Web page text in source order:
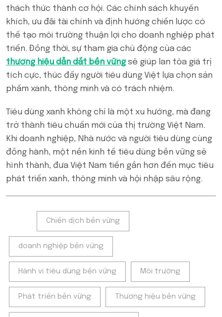
thách thức thành cơ hội. Các chính sách khuyến
khích, ưu đãi tài chính và định hướng chiến lược có
thể tạo môi trường thuận lợi cho doanh nghiệp phát
triển. Đồng thời, sự tham gia chủ động của các
thương hiệu dẫn dắt bền vững sẽ giúp lan tỏa giá trị
tích cực, thúc đẩy người tiêu dùng Việt lựa chọn sản
phẩm xanh, thông minh và có trách nhiệm.
Tiêu dùng xanh không chỉ là một xu hướng, mà đang
trở thành tiêu chuẩn mới của thị trường Việt Nam.
Khi doanh nghiệp, Nhà nước và người tiêu dùng cùng
đồng hành, một nền kinh tế tiêu dùng bền vững sẽ
hình thành, đưa Việt Nam tiến gần hơn đến mục tiêu
phát triển xanh, thông minh và hội nhập sâu rộng.
Chiến dịch bền vững
doanh nghiệp bền vững
Hành vi tiêu dùng bền vững Môi trường
Phát triển bền vững Thương hiệu bền vững